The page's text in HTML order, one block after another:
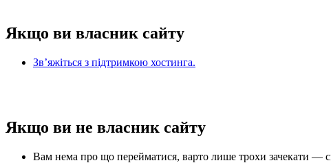
Якщо ви власник сайту
Зв’яжіться з підтримкою хостинга.
Якщо ви не власник сайту
Вам нема про що перейматися, варто лише трохи зачекати —